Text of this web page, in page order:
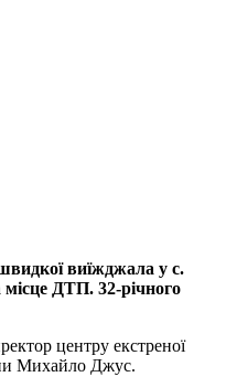
виїжджала у с.
місце ДТП. 32-річного
центру екстреної
Михайло Джус.